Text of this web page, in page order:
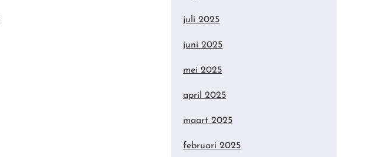
juli 2025
juni 2025
mei 2025
april 2025
maart 2025
februari 2025